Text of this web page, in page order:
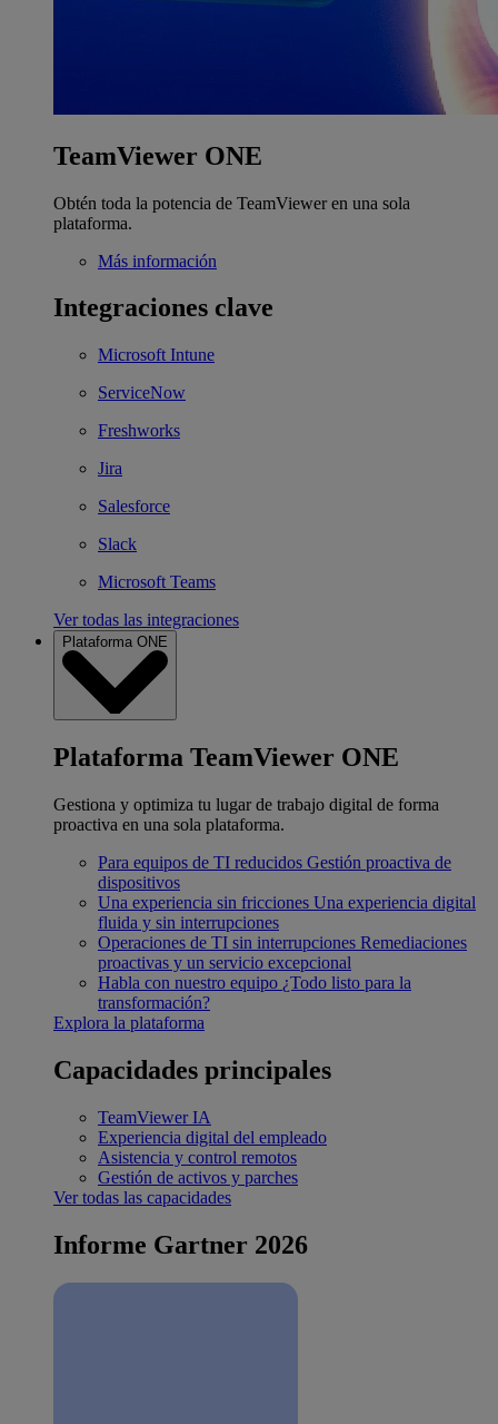
TeamViewer ONE
Obtén toda la potencia de TeamViewer en una sola
plataforma.
Más información
Integraciones clave
Microsoft Intune
ServiceNow
Freshworks
Jira
Salesforce
Slack
Microsoft Teams
Ver todas las integraciones
Plataforma ONE
Plataforma TeamViewer ONE
Gestiona y optimiza tu lugar de trabajo digital de forma
proactiva en una sola plataforma.
Para equipos de TI reducidos Gestión proactiva de
dispositivos
Una experiencia sin fricciones Una experiencia digital
fluida y sin interrupciones
Operaciones de TI sin interrupciones Remediaciones
proactivas y un servicio excepcional
Habla con nuestro equipo ¿Todo listo para la
transformación?
Explora la plataforma
Capacidades principales
TeamViewer IA
Experiencia digital del empleado
Asistencia y control remotos
Gestión de activos y parches
Ver todas las capacidades
Informe Gartner 2026